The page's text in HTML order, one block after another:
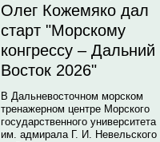
Олег Кожемяко дал
старт "Морскому
конгрессу – Дальний
Восток 2026"
В Дальневосточном морском
тренажерном центре Морского
государственного университета
им. адмирала Г. И. Невельского